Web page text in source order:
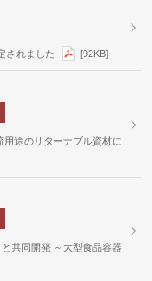
されました [92KB]
用途のリターナブル資材に
共同開発 ～大型食品容器